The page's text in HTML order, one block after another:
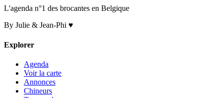
L'agenda n°1 des brocantes en Belgique
By Julie & Jean-Phi ♥
Explorer
Agenda
Voir la carte
Annonces
Chineurs